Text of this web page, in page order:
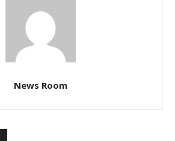
News Room